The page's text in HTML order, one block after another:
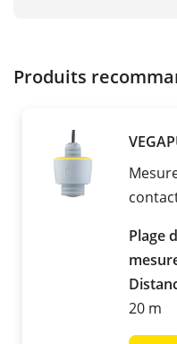
Produits
Plage
20 m